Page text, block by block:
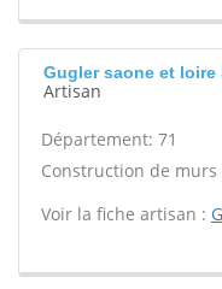
Gugler saone et
Artisan
Département: 71
Construction de murs
Voir la fiche artisan :